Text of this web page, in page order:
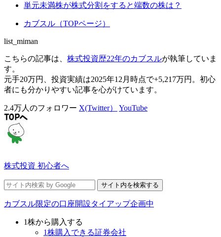
単元未満株が株式分割をすると端数の株は？
カブスル（TOPページ）
list_miman
こちらの記事は、 株式投資歴22年のカブスルが執筆していま
す。
元手20万円、投資実績は2025年12月時点で+5,217万円。初心
者にも分かりやすい記事を心がけています。
2.4万人のフォロワー X(Twitter） YouTube
株式投資 初心者へ
カブスル限定の口座開設タイアップ企画中
1株から購入する
1株購入できる証券会社